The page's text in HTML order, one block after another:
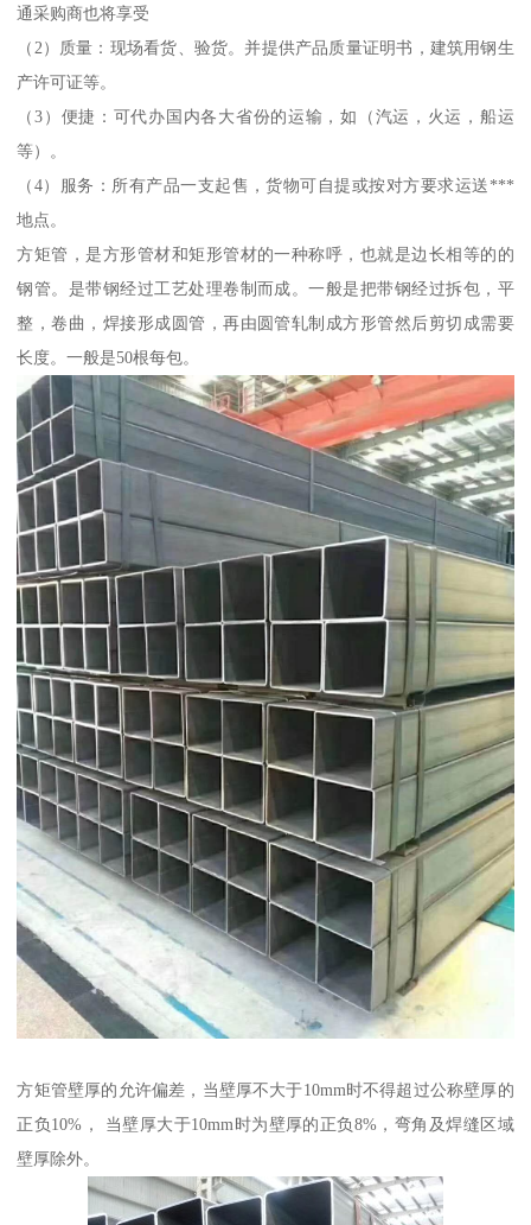
通采购商也将享受
（2）质量：现场看货、验货。并提供产品质量证明书，建筑用钢生
产许可证等。
（3）便捷：可代办国内各大省份的运输，如（汽运，火运，船运
等）。
（4）服务：所有产品一支起售，货物可自提或按对方要求运送***
地点。
方矩管，是方形管材和矩形管材的一种称呼，也就是边长相等的的
钢管。是带钢经过工艺处理卷制而成。一般是把带钢经过拆包，平
整，卷曲，焊接形成圆管，再由圆管轧制成方形管然后剪切成需要
长度。一般是50根每包。
方矩管壁厚的允许偏差，当壁厚不大于10mm时不得超过公称壁厚的
正负10%， 当壁厚大于10mm时为壁厚的正负8%，弯角及焊缝区域
壁厚除外。